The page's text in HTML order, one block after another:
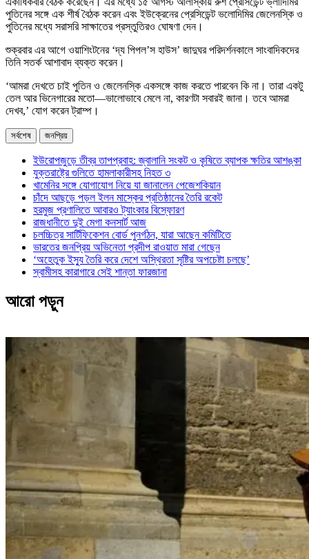
পুতিনের সঙ্গে এক শীর্ষ বৈঠক করেন এবং ইউক্রেনের প্রেসিডেন্ট ভলোদিমির জেলেনস্কি ও
পুতিনের মধ্যে সরাসরি সাক্ষাতের প্রস্তুতিরও ঘোষণা দেন।
শুক্রবার এর আগে ওয়াশিংটনের ‘দ্য পিপল’স হাউস’ জাদুঘর পরিদর্শনকালে সাংবাদিকদের
তিনি সতর্ক আশাবাদ ব্যক্ত করেন।
‘আমরা দেখতে চাই পুতিন ও জেলেনস্কি একসঙ্গে কাজ করতে পারবেন কি না। তারা একটু
তেল আর ভিনেগারের মতো—ভালোভাবে মেলে না, কারণটা সবারই জানা। তবে আমরা
দেখব,’ যোগ করেন ট্রাম্প।
সর্বশেষ জনপ্রিয়
ইউরোপজুড়ে তীব্র তাপপ্রবাহ: জ্বালানি সংকট ও কৃষিতে ব্যাপক ক্ষতির আশঙ্কা
যুক্তরাষ্ট্রে গুলিতে হামলাকারীসহ নিহত ৩
খামেনির সঙ্গে যোগাযোগ নিয়ে যা জানালেন পেজেশকিয়ান
চাঁদে আছড়ে পড়ল ইলন মাস্কের প্রতিষ্ঠানের তৈরি রকেট
হরমুজ প্রণালিতে আবারও ট্যাংকার বিস্ফোরণ
রাজধানীতে দুই মেগা কনসার্ট আজ
চলচ্চিত্র সার্টিফিকেশন বোর্ড পুনর্গঠন, যারা আছেন কমিটিতে
ভারতের জনপ্রিয় অভিনেতা প্রদীপ রাওয়াত মারা গেছেন
‘অহেতুক ইস্যু তৈরি করে দেশে অস্থিরতা সৃষ্টির অপচেষ্টা চলছে’
স্বামীসহ কারাগারে সেই শান্তা ফারজানা
আরো পড়ুন